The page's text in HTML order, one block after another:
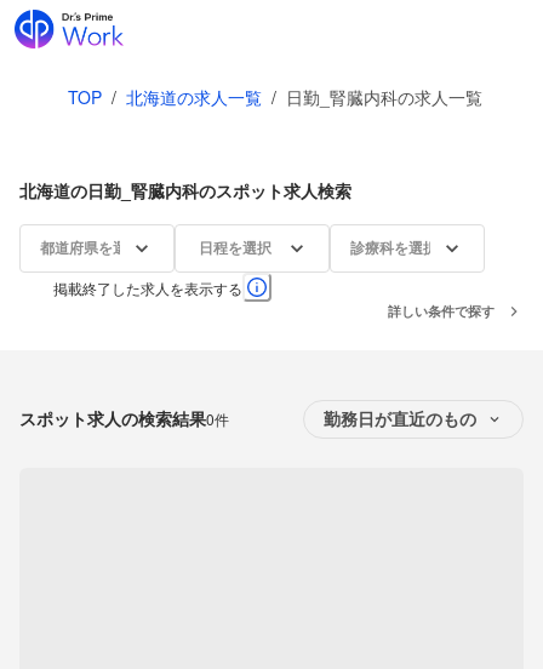
TOP / 北海道の求人一覧 / 日勤_腎臓内科の求人一覧
北海道の日勤_腎臓内科のスポット求人検索
都道府県を選択 日程を選択 診療科を選択
掲載終了した求人を表示する
詳しい条件で探す
スポット求人の検索結果0件 勤務日が直近のもの